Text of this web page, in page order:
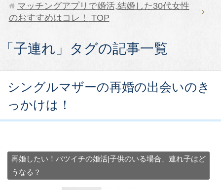
マッチングアプリで婚活,結婚した30代女性
のおすすめはコレ！
TOP
「子連れ」タグの記事一覧
シングルマザーの再婚の出会いのき
っかけは！
再婚したい！バツイチの婚活|子供のいる場合、連れ子はど
うなる？